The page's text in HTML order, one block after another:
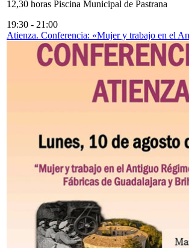
12,30 horas Piscina Municipal de Pastrana
19:30 - 21:00
Atienza. Conferencia: «Mujer y trabajo en el